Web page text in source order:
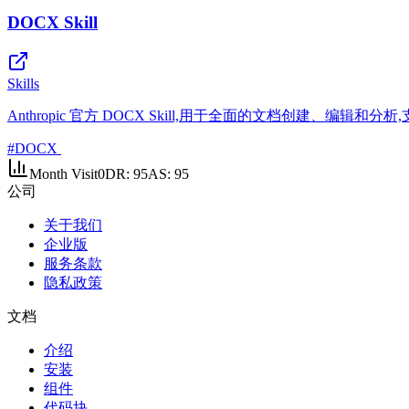
DOCX Skill
Skills
Anthropic 官方 DOCX Skill,用于全面的文档创建、编辑和分
#DOCX
Month Visit0DR: 95AS: 95
公司
关于我们
企业版
服务条款
隐私政策
文档
介绍
安装
组件